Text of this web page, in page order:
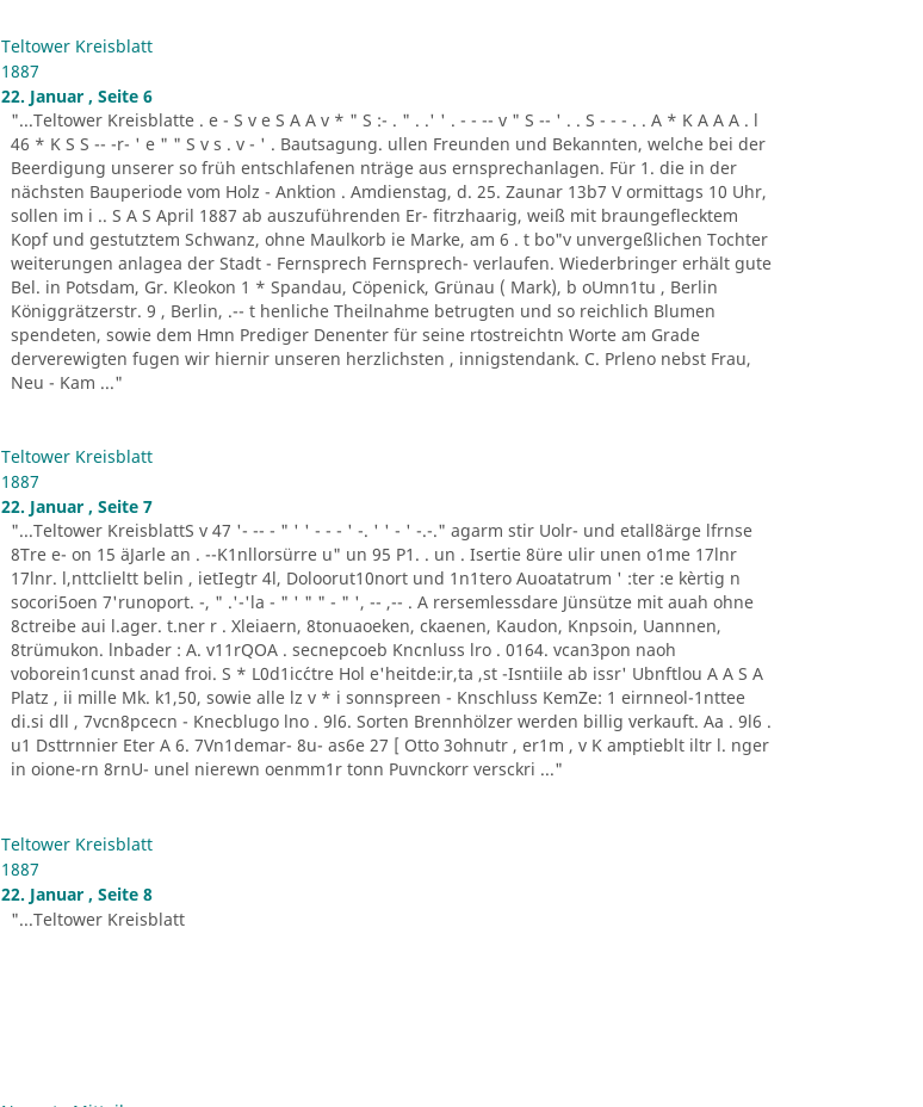
Teltower Kreisblatt
1887
22. Januar , Seite 6
"...Teltower Kreisblatte . e - S v e S A A v * " S :- . " . .' ' . - - -- v " S -- ' . . S - - - . . A * K A A A . l
46 * K S S -- -r- ' e " " S v s . v - ' . Bautsagung. ullen Freunden und Bekannten, welche bei der
Beerdigung unserer so früh entschlafenen nträge aus ernsprechanlagen. Für 1. die in der
nächsten Bauperiode vom Holz - Anktion . Amdienstag, d. 25. Zaunar 13b7 V ormittags 10 Uhr,
sollen im i .. S A S April 1887 ab auszuführenden Er- fitrzhaarig, weiß mit braungeflecktem
Kopf und gestutztem Schwanz, ohne Maulkorb ie Marke, am 6 . t bo"v unvergeßlichen Tochter
weiterungen anlagea der Stadt - Fernsprech Fernsprech- verlaufen. Wiederbringer erhält gute
Bel. in Potsdam, Gr. Kleokon 1 * Spandau, Cöpenick, Grünau ( Mark), b oUmn1tu , Berlin
Königgrätzerstr. 9 , Berlin, .-- t henliche Theilnahme betrugten und so reichlich Blumen
spendeten, sowie dem Hmn Prediger Denenter für seine rtostreichtn Worte am Grade
derverewigten fugen wir hiernir unseren herzlichsten , innigstendank. C. Prleno nebst Frau,
Neu - Kam ..."
Teltower Kreisblatt
1887
22. Januar , Seite 7
"...Teltower KreisblattS v 47 '- -- - " ' ' - - - ' -. ' ' - ' -.-." agarm stir Uolr- und etall8ärge lfrnse
8Tre e- on 15 äJarle an . --K1nllorsürre u" un 95 P1. . un . Isertie 8üre ulir unen o1me 17lnr
17lnr. l,nttclieltt belin , ietIegtr 4l, Doloorut10nort und 1n1tero Auoatatrum ' :ter :e kèrtig n
socori5oen 7'runoport. -, " .'-'la - " ' " " - " ', -- ,-- . A rersemlessdare Jünsütze mit auah ohne
8ctreibe aui l.ager. t.ner r . Xleiaern, 8tonuaoeken, ckaenen, Kaudon, Knpsoin, Uannnen,
8trümukon. lnbader : A. v11rQOA . secnepcoeb Kncnluss lro . 0164. vcan3pon naoh
voborein1cunst anad froi. S * L0d1ic´ctre Hol e'heitde:ir,ta ,st -Isntiile ab issr' Ubnftlou A A S A
Platz , ii mille Mk. k1,50, sowie alle lz v * i sonnspreen - Knschluss KemZe: 1 eirnneol-1nttee
di.si dll , 7vcn8pcecn - Knecblugo lno . 9l6. Sorten Brennhölzer werden billig verkauft. Aa . 9l6 .
u1 Dsttrnnier Eter A 6. 7Vn1demar- 8u- as6e 27 [ Otto 3ohnutr , er1m , v K amptieblt iltr l. nger
in oione-rn 8rnU- unel nierewn oenmm1r tonn Puvnckorr versckri ..."
Teltower Kreisblatt
1887
22. Januar , Seite 8
"...Teltower Kreisblatt